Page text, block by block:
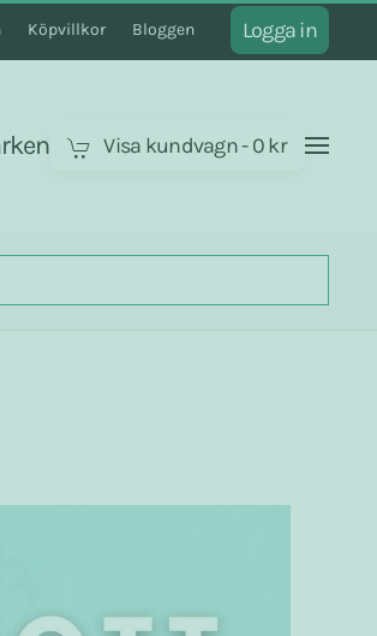
Köpvillkor Bloggen Logga in
Visa kundvagn-0 kr